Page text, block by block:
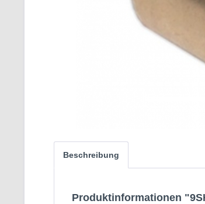
Beschreibung
Produktinformationen